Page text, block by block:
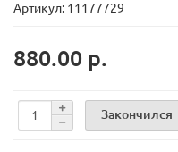
Артикул: 11177729
880.00 р.
Закончился